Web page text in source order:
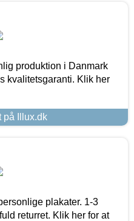
produktion i Danmark
kvalitetsgaranti. Klik her
på Illux.dk
plakater. 1-3
returret. Klik her for at